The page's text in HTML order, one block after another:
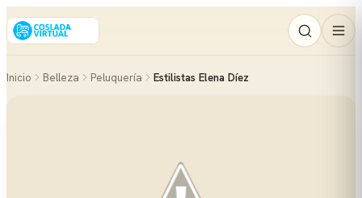
Inicio Belleza Peluquería Estilistas Elena Díez